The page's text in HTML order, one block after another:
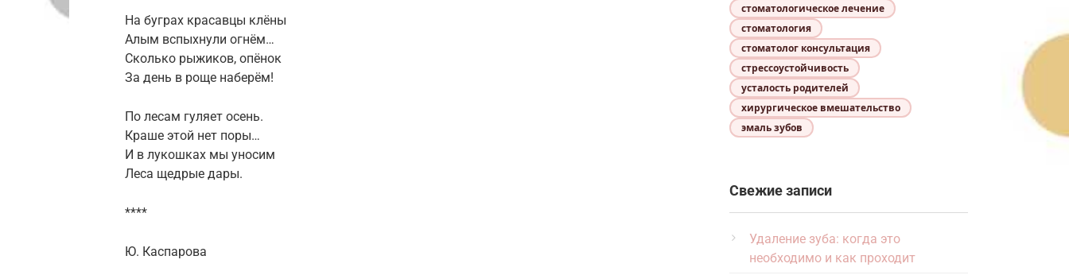
На буграх красавцы клёны
Алым вспыхнули огнём…
Сколько рыжиков, опёнок
За день в роще наберём!
По лесам гуляет осень.
Краше этой нет поры…
И в лукошках мы уносим
Леса щедрые дары.
****
Ю. Каспарова
стоматологическое лечение
стоматология
стоматолог консультация
стрессоустойчивость
усталость родителей
хирургическое вмешательство
эмаль зубов
Свежие записи
Удаление зуба: когда это
необходимо и как проходит